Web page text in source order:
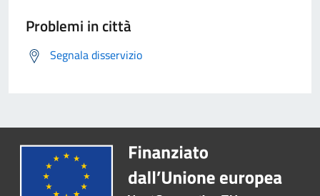
Problemi in città
Segnala disservizio